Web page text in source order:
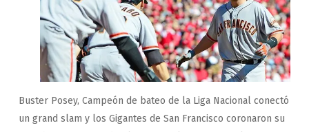
Buster Posey, Campeón de bateo de la Liga Nacional conectó
un grand slam y los Gigantes de San Francisco coronaron su